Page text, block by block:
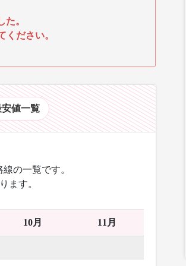
。
ださい。
値一覧
の一覧です。
ます。
10月 11月